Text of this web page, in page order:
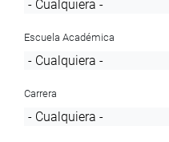
Escuela Académica
Carrera